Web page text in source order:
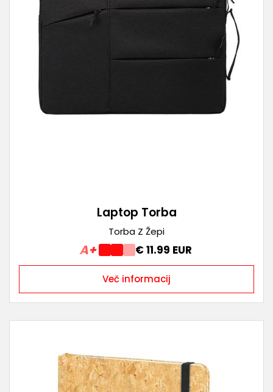
Laptop Torba
Torba Z Žepi
A+ € 11.99 EUR
Več informacij